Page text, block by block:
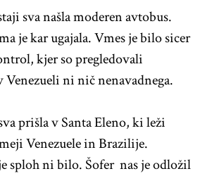
sva našla moderen avtobus.
je kar ugajala. Vmes je bilo sicer
kjer so pregledovali
ni nič nenavadnega.
prišla v Santa Eleno, ki leži
Venezuele in Brazilije.
sploh ni bilo. Šofer nas je odložil